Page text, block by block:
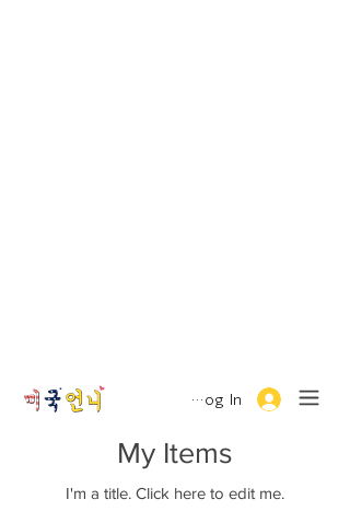
Log In
My Items
I'm a title. ​Click here to edit me.